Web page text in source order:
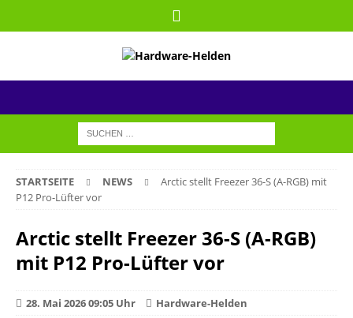
STARTSEITE NEWS
Arctic stellt Freezer 36-S (A-RGB) mit
P12 Pro-Lüfter vor
Arctic stellt Freezer 36-S (A-RGB)
mit P12 Pro-Lüfter vor
28. Mai 2026 09:05 Uhr Hardware-Helden